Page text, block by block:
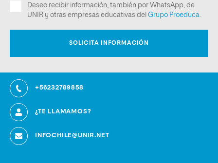
+56232789858
¿TE LLAMAMOS?
INFOCHILE@UNIR.NET